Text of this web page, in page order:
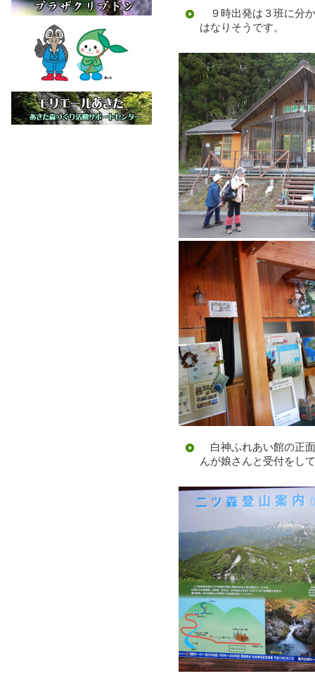
９時出発は３班に分
はなりそうです。
白神ふれあい館の正
んが娘さんと受付をし